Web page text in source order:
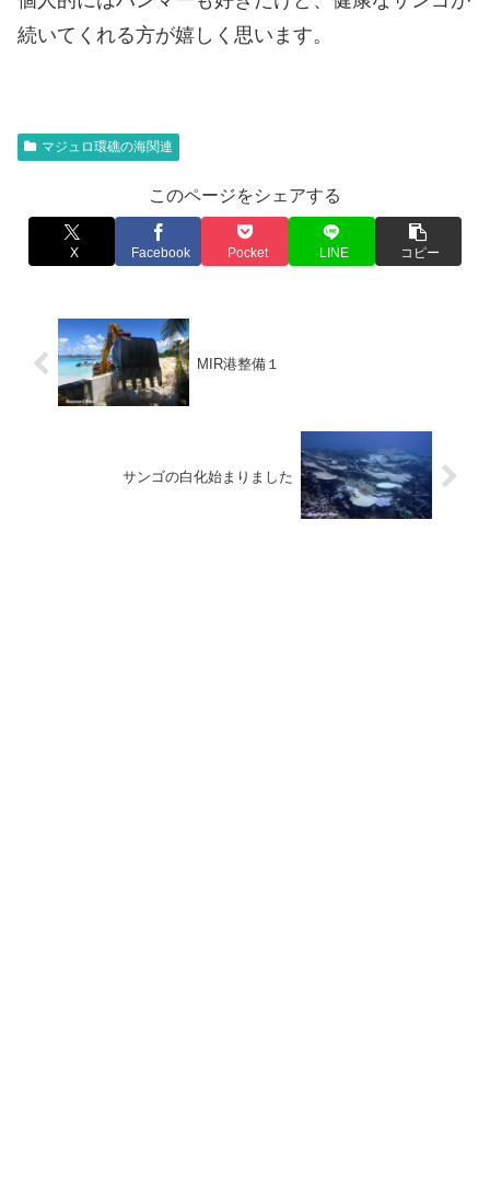
続いてくれる方が嬉しく思います。
マジュロ環礁の海関連
このページをシェアする
X Facebook Pocket LINE コピー
MIR港整備１
サンゴの白化始まりました